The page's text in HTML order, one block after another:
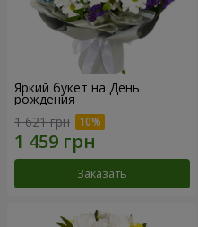
Яркий букет на День
рождения
1 621 грн
Заказать